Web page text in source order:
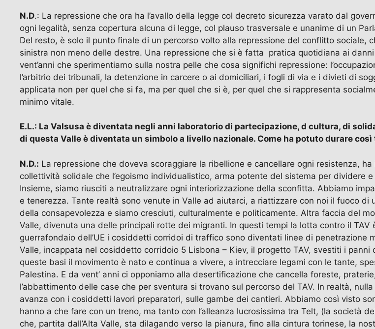
N.D.: La repressione che ora ha l’avallo della legge col decreto sicurezza varato dal
ogni legalità, senza copertura alcuna di legge, col plauso trasversale e unanime di un
Del resto, è solo il punto finale di un percorso volto alla repressione del conflitto
sinistra non meno delle destre. Una repressione che si è fatta pratica quotidiana ai
vent’anni che sperimentiamo sulla nostra pelle che cosa significhi repressione:
l’arbitrio dei tribunali, la detenzione in carcere o ai domiciliari, i fogli di via e i divieti di
applicata non per quel che si fa, ma per quel che si è, per quel che si rappresenta
minimo vitale.
E.L.: La Valsusa è diventata negli anni laboratorio di partecipazione, d cultura, di
di questa Valle è diventata un simbolo a livello nazionale. Come ha potuto durare
N.D.: La repressione che doveva scoraggiare la ribellione e cancellare ogni resistenza,
collettività solidale che l’egoismo individualistico, arma potente del sistema per dividere
Insieme, siamo riusciti a neutralizzare ogni interiorizzazione della sconfitta. Abbiamo
e tenerezza. Tante realtà sono venute in Valle ad aiutarci, a riattizzare con noi il fuoco
della consapevolezza e siamo cresciuti, culturalmente e politicamente. Altra faccia del
Valle, divenuta una delle principali rotte dei migranti. In questi tempi la lotta contro il
guerrafondaio dell’UE i cosiddetti corridoi di traffico sono diventati linee di
Valle, incappata nel cosiddetto corridoio 5 Lisbona – Kiev, il progetto TAV, svestiti i
queste basi il movimento è nato e continua a vivere, a intrecciare legami con le tante,
Palestina. E da vent’ anni ci opponiamo alla desertificazione che cancella foreste,
l’abbattimento delle case che per sventura si trovano sul percorso del TAV. In realtà,
avanza con i cosiddetti lavori preparatori, sulle gambe dei cantieri. Abbiamo così visto
hanno a che fare con un treno, ma tanto con l’alleanza lucrosissima tra Telt, (la società
che, partita dall’Alta Valle, sta dilagando verso la pianura, fino alla cintura torinese, la